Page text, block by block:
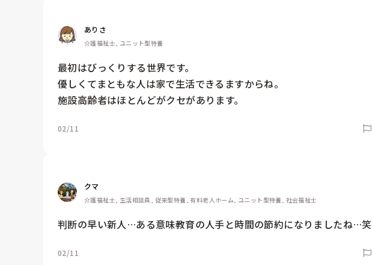
ありさ
介護福祉士, ユニット型特養
最初はびっくりする世界です。
優しくてまともな人は家で生活できるますからね。
施設高齢者はほとんどがクセがあります。
02/11
クマ
介護福祉士, 生活相談員, 従来型特養, 有料老人ホーム, ユニット型特養, 社会福祉士
判断の早い新人…ある意味教育の人手と時間の節約になりましたね…笑
02/11